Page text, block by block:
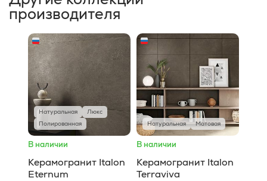
производителя
Натуральная
Люкс
Полированная
В наличии
Керамогранит Italon
Eternum
Натуральная Матовая
В наличии
Керамогранит Italon
Terraviva